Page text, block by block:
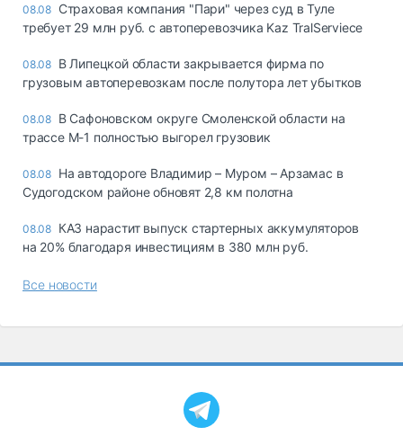
08.08 Страховая компания "Пари" через суд в Туле
требует 29 млн руб. с автоперевозчика Kaz TralServiece
08.08 В Липецкой области закрывается фирма по
грузовым автоперевозкам после полутора лет убытков
08.08 В Сафоновском округе Смоленской области на
трассе М-1 полностью выгорел грузовик
08.08 На автодороге Владимир – Муром – Арзамас в
Судогодском районе обновят 2,8 км полотна
08.08 КАЗ нарастит выпуск стартерных аккумуляторов
на 20% благодаря инвестициям в 380 млн руб.
Все новости